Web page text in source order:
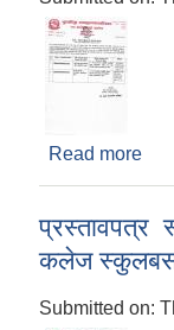
Read more
प्रस्तावपत्र
कलेज
Submitted on: